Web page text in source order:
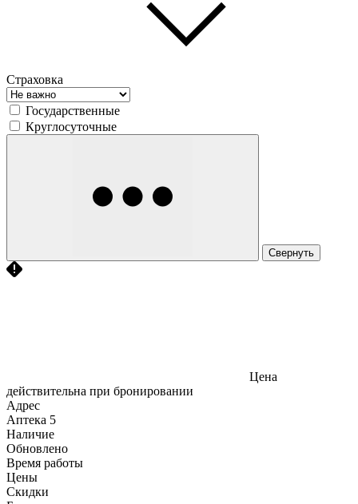
Страховка
Государственные
Круглосуточные
Свернуть
Цена
действительна при бронировании
Адрес
Аптека 5
Наличие
Обновлено
Время работы
Цены
Скидки